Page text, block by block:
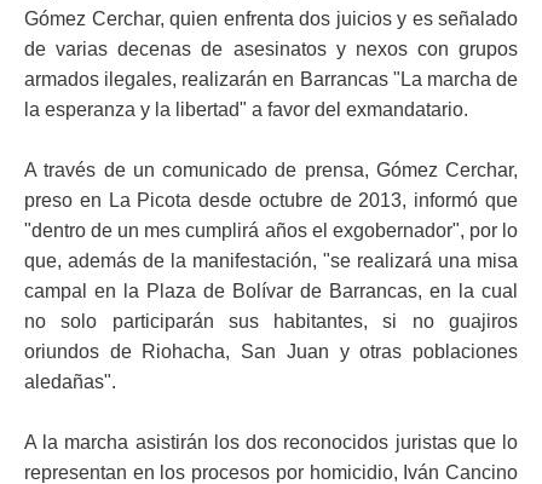
Gómez Cerchar, quien enfrenta dos juicios y es señalado
de varias decenas de asesinatos y nexos con grupos
armados ilegales, realizarán en Barrancas "La marcha de
la esperanza y la libertad" a favor del exmandatario.
A través de un comunicado de prensa, Gómez Cerchar,
preso en La Picota desde octubre de 2013, informó que
"dentro de un mes cumplirá años el exgobernador", por lo
que, además de la manifestación, "se realizará una misa
campal en la Plaza de Bolívar de Barrancas, en la cual
no solo participarán sus habitantes, si no guajiros
oriundos de Riohacha, San Juan y otras poblaciones
aledañas".
A la marcha asistirán los dos reconocidos juristas que lo
representan en los procesos por homicidio, Iván Cancino